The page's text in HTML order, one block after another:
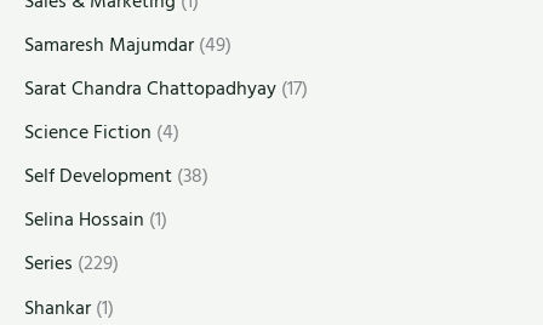
Samaresh Majumdar(49)
Sarat Chandra Chattopadhyay(17)
Science Fiction (4)
Self Development(38)
Selina Hossain (1)
Series (229)
Shankar(1)